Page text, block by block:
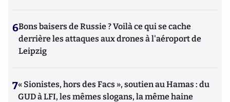
6Bons baisers de Russie ? Voilà ce qui se cache
derrière les attaques aux drones à l'aéroport de
Leipzig
7« Sionistes, hors des Facs », soutien au Hamas : du
GUD à LFI, les mêmes slogans, la même haine